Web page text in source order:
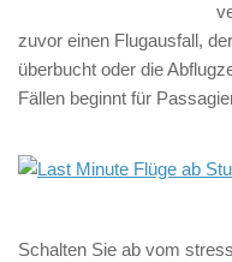
zuvor einen Flugausfall,
überbucht oder die
Fällen beginnt für
Schalten Sie ab vom